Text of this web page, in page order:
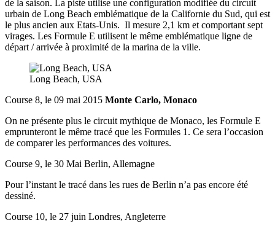
de la saison. La piste utilise une configuration modifiée du circuit
urbain de Long Beach emblématique de la Californie du Sud, qui est
le plus ancien aux Etats-Unis. Il mesure 2,1 km et comportant sept
virages. Les Formule E utilisent le même emblématique ligne de
départ / arrivée à proximité de la marina de la ville.
Long Beach, USA
Course 8, le 09 mai 2015 Monte Carlo, Monaco
On ne présente plus le circuit mythique de Monaco, les Formule E
emprunteront le même tracé que les Formules 1. Ce sera l’occasion
de comparer les performances des voitures.
Course 9, le 30 Mai Berlin, Allemagne
Pour l’instant le tracé dans les rues de Berlin n’a pas encore été
dessiné.
Course 10, le 27 juin Londres, Angleterre